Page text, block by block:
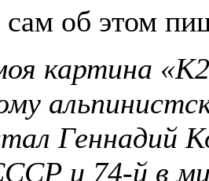
сам об этом
картина
Геннадий
и 74-й в